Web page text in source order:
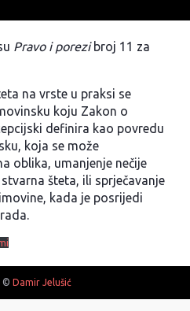
Pravo i porezibroj 11 za
na vrste u praksi se
koju Zakon o
definira kao povredu
koja se može
oblika, umanjenje nečije
šteta, ili sprječavanje
kada je posrijedi
.
© Damir Jelušić